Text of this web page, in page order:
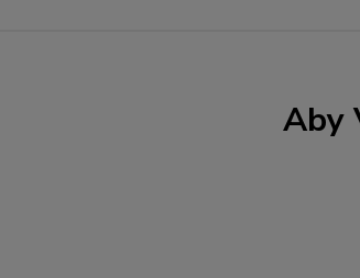
Aby